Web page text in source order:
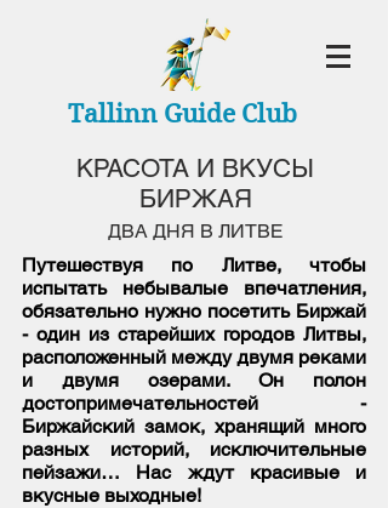
Tallinn Guide Club
КРАСОТА И ВКУСЫ
БИРЖАЯ
ДВА ДНЯ В ЛИТВЕ
Путешествуя по Литве, чтобы
испытать небывалые впечатления,
обязательно нужно посетить Биржай
- один из старейших городов Литвы,
расположенный между двумя реками
и двумя озерами. Он полон
достопримечательностей -
Биржайский замок, хранящий много
разных историй, исключительные
пейзажи… Нас ждут красивые и
вкусные выходные!